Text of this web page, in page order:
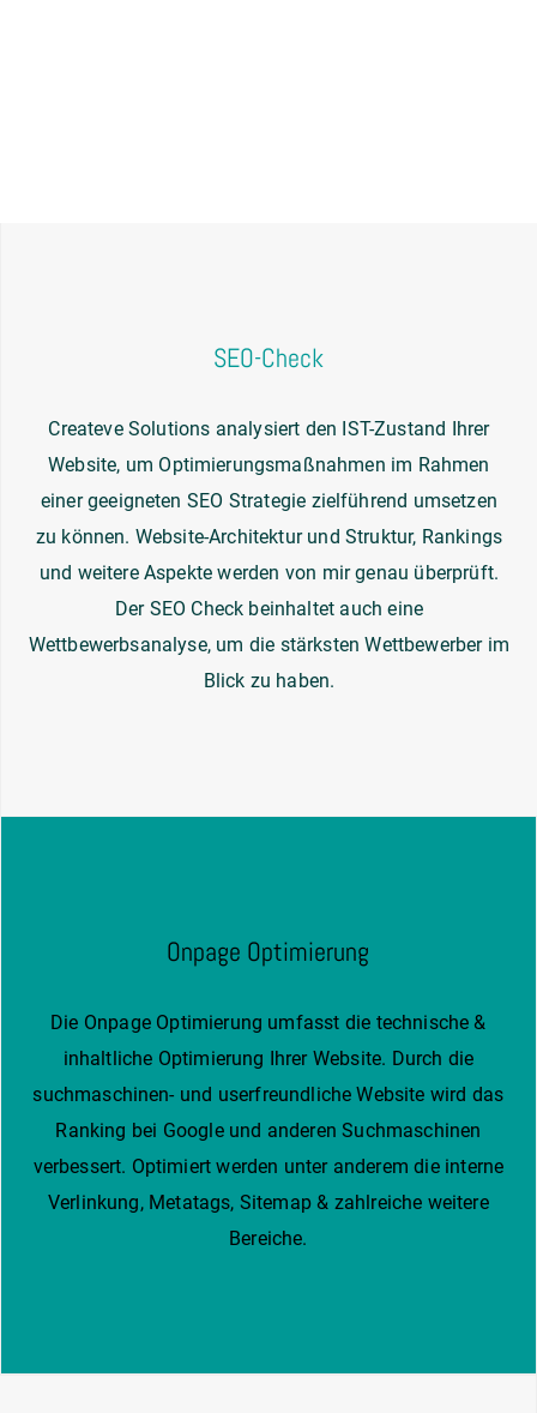
SEO-Check
Createve Solutions analysiert den IST-Zustand Ihrer
Website, um Optimierungsmaßnahmen im Rahmen
einer geeigneten SEO Strategie zielführend umsetzen
zu können. Website-Architektur und Struktur, Rankings
und weitere Aspekte werden von mir genau überprüft.
Der SEO Check beinhaltet auch eine
Wettbewerbsanalyse, um die stärksten Wettbewerber im
Blick zu haben.
Onpage Optimierung
Die Onpage Optimierung umfasst die technische &
inhaltliche Optimierung Ihrer Website. Durch die
suchmaschinen- und userfreundliche Website wird das
Ranking bei Google und anderen Suchmaschinen
verbessert. Optimiert werden unter anderem die interne
Verlinkung, Metatags, Sitemap & zahlreiche weitere
Bereiche.